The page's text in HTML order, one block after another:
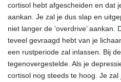
cortisol hebt afgescheiden en dat
aankan. Je zal je dus slap en
niet langer de ‘overdrive’
teveel gevraagd hebt van je
een rustperiode zal inlassen. Bij
tegenovergestelde. Als je
cortisol nog steeds te hoog. Je